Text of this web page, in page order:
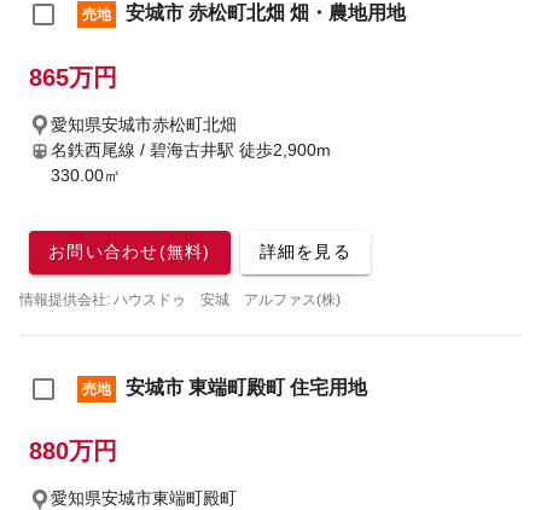
売地 安城市 赤松町北畑 畑・農地用地
865万円
愛知県安城市赤松町北畑
名鉄西尾線 / 碧海古井駅 徒歩2,900m
330.00㎡
お問い合わせ(無料) 詳細を見る
情報提供会社: ハウスドゥ 安城 アルファス(株)
売地 安城市 東端町殿町 住宅用地
880万円
愛知県安城市東端町殿町